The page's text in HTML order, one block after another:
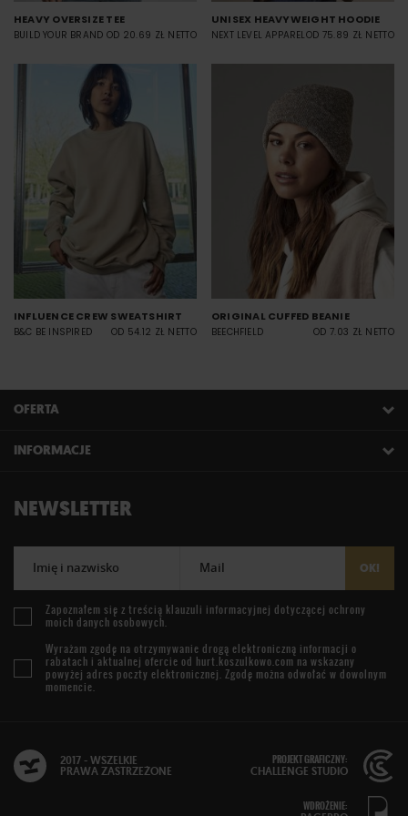
HEAVY OVERSIZE TEE
BUILD YOUR BRAND OD 20.69 ZŁ NETTO
UNISEX HEAVYWEIGHT HOODIE
NEXT LEVEL APPARELOD 75.89 ZŁ NETTO
INFLUENCE CREW SWEATSHIRT
B&C BE INSPIRED OD 54.12 ZŁ NETTO
ORIGINAL CUFFED BEANIE
BEECHFIELD OD 7.03 ZŁ NETTO
OFERTA
INFORMACJE
NEWSLETTER
Imię i nazwisko Mail OK!
Zapoznałem się z treścią klauzuli informacyjnej dotyczącej ochrony
moich danych osobowych.
Wyrażam zgodę na otrzymywanie drogą elektroniczną informacji o
rabatach i aktualnej ofercie od hurt.koszulkowo.com na wskazany
powyżej adres poczty elektronicznej. Zgodę można odwołać w dowolnym
momencie.
2017 - WSZELKIE
PRAWA ZASTRZEŻONE
PROJEKT GRAFICZNY:
CHALLENGE STUDIO
WDROŻENIE: